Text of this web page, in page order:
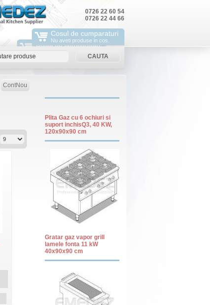
0726 22 60 54
0726 22 44 66
Cosul de cumparaturi
Nu aveti produse in cos.
ContNou
Plita Gaz cu 6 ochiuri si
suport inchisQ3, 40 KW,
120x90x90 cm
Gratar gaz vapor grill
lamele fonta 11 kW
40x90x90 cm